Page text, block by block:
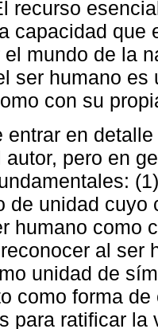
recurso
capacidad que
mundo de la
ser humano
con su
entrar en
pero en
de unidad cuyo
humano como
al ser
unidad de
como forma
para ratificar la